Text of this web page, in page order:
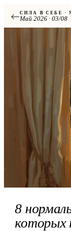
СИЛА В СЕБЕ ·
Май 2026 · 03/08
8
которых